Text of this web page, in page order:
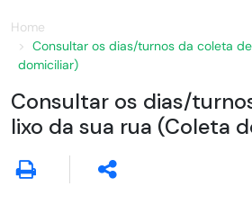
Home
Consultar os dias/turnos da coleta
domiciliar)
Consultar os dias/
lixo da sua rua (Coleta